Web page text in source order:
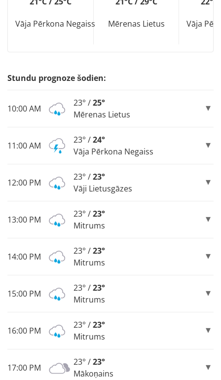
Vāja Pērkona Negaiss Mērenas Lietus Vāja
Stundu prognoze šodien:
10:00 AM
23° /25°
Mērenas Lietus
11:00 AM
23° /24°
Vāja Pērkona Negaiss
12:00 PM
23° /23°
Vāji Lietusgāzes
13:00 PM
23° /23°
Mitrums
14:00 PM
23° /23°
Mitrums
15:00 PM
23° /23°
Mitrums
16:00 PM
23° /23°
Mitrums
17:00 PM
23° /23°
Mākoņains